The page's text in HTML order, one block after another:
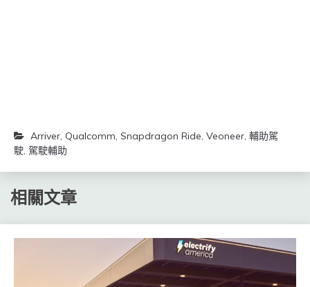
Arriver, Qualcomm, Snapdragon Ride, Veoneer, 輔助駕
駛, 駕駛輔助
相關文章